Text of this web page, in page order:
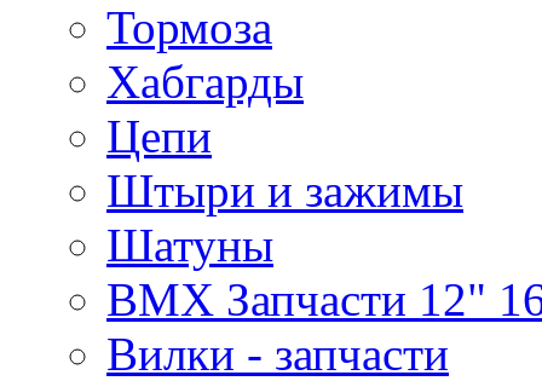
Тормоза
Хабгарды
Цепи
Штыри и зажимы
Шатуны
BMX Запчасти 12"
Вилки - запчасти